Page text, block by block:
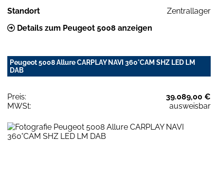
Standort
Zentrallager
Details zum Peugeot 5008 anzeigen
Peugeot 5008 Allure CARPLAY NAVI 360°CAM SHZ LED LM
DAB
Preis:
39.089,00 €
MWSt:
ausweisbar